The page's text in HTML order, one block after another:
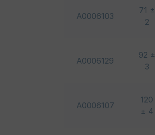
A0006103
71 ±
2
A0006129
92 ±
3
A0006107
120
± 4